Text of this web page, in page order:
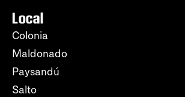
Local
Colonia
Maldonado
Paysandú
Salto